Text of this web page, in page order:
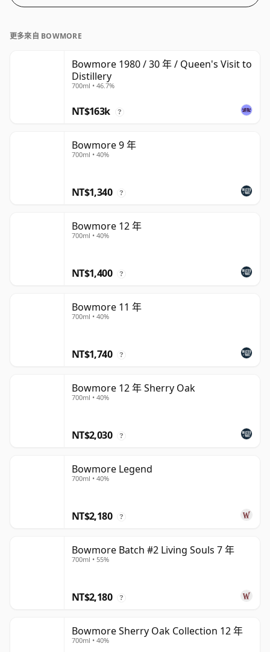
更多來自 BOWMORE
Bowmore 1980 / 30 年 / Queen's Visit to
Distillery
700ml • 46.7%
NT$163k ?
Bowmore 9 年
700ml • 40%
NT$1,340 ?
Bowmore 12 年
700ml • 40%
NT$1,400 ?
Bowmore 11 年
700ml • 40%
NT$1,740 ?
Bowmore 12 年 Sherry Oak
700ml • 40%
NT$2,030 ?
Bowmore Legend
700ml • 40%
NT$2,180 ?
Bowmore Batch #2 Living Souls 7 年
700ml • 55%
NT$2,180 ?
Bowmore Sherry Oak Collection 12 年
700ml • 40%